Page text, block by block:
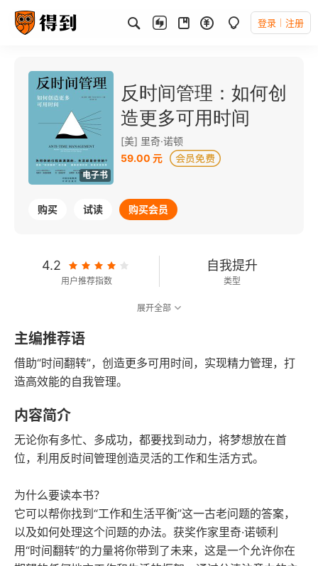
登录 注册
电子书
反时间管理：如何创
造更多可用时间
[美] 里奇·诺顿
59.00 元
购买 试读 购买会员
4.2
用户推荐指数
自我提升
类型
121千字
字数
2023-07-01
发行日期
展开全部
主编推荐语
借助“时间翻转”，创造更多可用时间，实现精力管理，打
造高效能的自我管理。
内容简介
无论你有多忙、多成功，都要找到动力，将梦想放在首
位，利用反时间管理创造灵活的工作和生活方式。
为什么要读本书？
它可以帮你找到“工作和生活平衡”这一古老问题的答案，
以及如何处理这个问题的办法。获奖作家里奇·诺顿利
用“时间翻转”的力量将你带到了未来，这是一个允许你在